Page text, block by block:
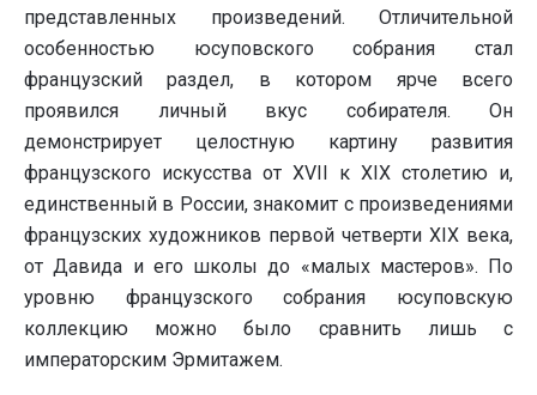
представленных произведений. Отличительной
особенностью юсуповского собрания стал
французский раздел, в котором ярче всего
проявился личный вкус собирателя. Он
демонстрирует целостную картину развития
французского искусства от XVII к XIX столетию и,
единственный в России, знакомит с произведениями
французских художников первой четверти XIX века,
от Давида и его школы до «малых мастеров». По
уровню французского собрания юсуповскую
коллекцию можно было сравнить лишь с
императорским Эрмитажем.